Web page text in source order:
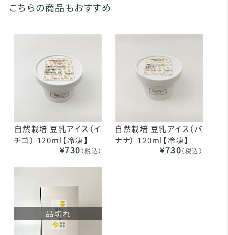
こちらの商品もおすすめ
自然栽培 豆乳アイス（イ
チゴ） 120ml【冷凍】
¥730 （税込）
自然栽培 豆乳アイス（バ
ナナ） 120ml【冷凍】
¥730（税込）
品切れ